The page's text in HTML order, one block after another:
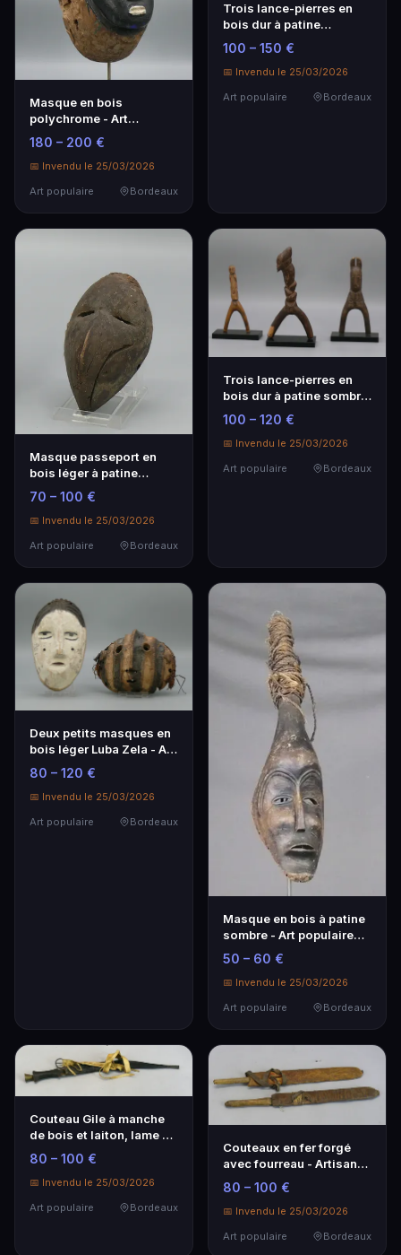
Masque en bois
polychrome - Art
populaire français
180 – 200 €
📅 Invendu le 25/03/2026
Art populaire
Bordeaux
Trois lance-pierres en
bois dur à patine
naturelle - Art populaire
100 – 150 €
📅 Invendu le 25/03/2026
Art populaire
Bordeaux
Masque passeport en
bois léger à patine
sombre - Art populaire
70 – 100 €
📅 Invendu le 25/03/2026
Art populaire
Bordeaux
Trois lance-pierres en
bois dur à patine sombre
- Art populaire
100 – 120 €
📅 Invendu le 25/03/2026
Art populaire
Bordeaux
Deux petits masques en
bois léger Luba Zela - Art
populaire
80 – 120 €
📅 Invendu le 25/03/2026
Art populaire
Bordeaux
Masque en bois à patine
sombre - Art populaire
authentique
50 – 60 €
📅 Invendu le 25/03/2026
Art populaire
Bordeaux
Couteau Gile à manche
de bois et laiton, lame en
fer forgé
80 – 100 €
📅 Invendu le 25/03/2026
Art populaire
Bordeaux
Couteaux en fer forgé
avec fourreau - Artisanat
traditionnel français
80 – 100 €
📅 Invendu le 25/03/2026
Art populaire
Bordeaux